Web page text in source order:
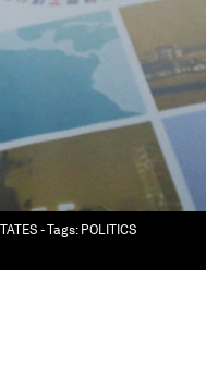
- Tags: POLITICS